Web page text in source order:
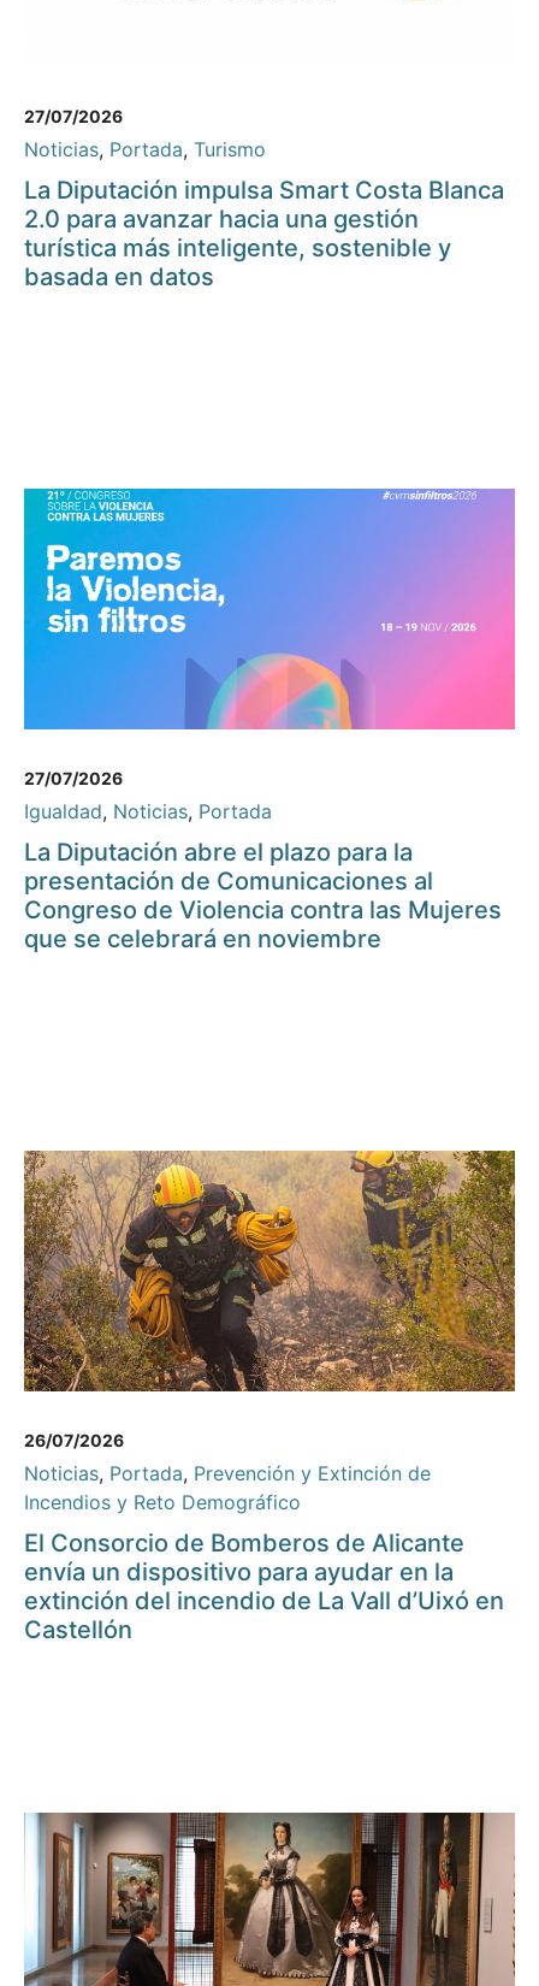
27/07/2026
Noticias, Portada, Turismo
La Diputación impulsa Smart Costa Blanca
2.0 para avanzar hacia una gestión
turística más inteligente, sostenible y
basada en datos
27/07/2026
Igualdad, Noticias, Portada
La Diputación abre el plazo para la
presentación de Comunicaciones al
Congreso de Violencia contra las Mujeres
que se celebrará en noviembre
26/07/2026
Noticias, Portada, Prevención y Extinción de
Incendios y Reto Demográfico
El Consorcio de Bomberos de Alicante
envía un dispositivo para ayudar en la
extinción del incendio de La Vall d’Uixó en
Castellón